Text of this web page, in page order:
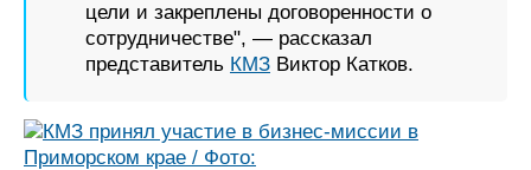
цели и закреплены договоренности о
сотрудничестве", — рассказал
представитель КМЗ Виктор Катков.